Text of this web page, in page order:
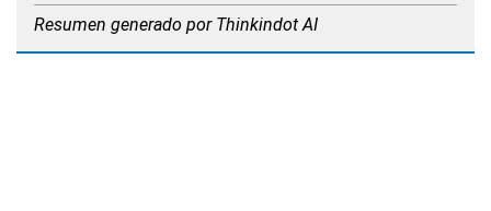
Resumen generado por Thinkindot AI